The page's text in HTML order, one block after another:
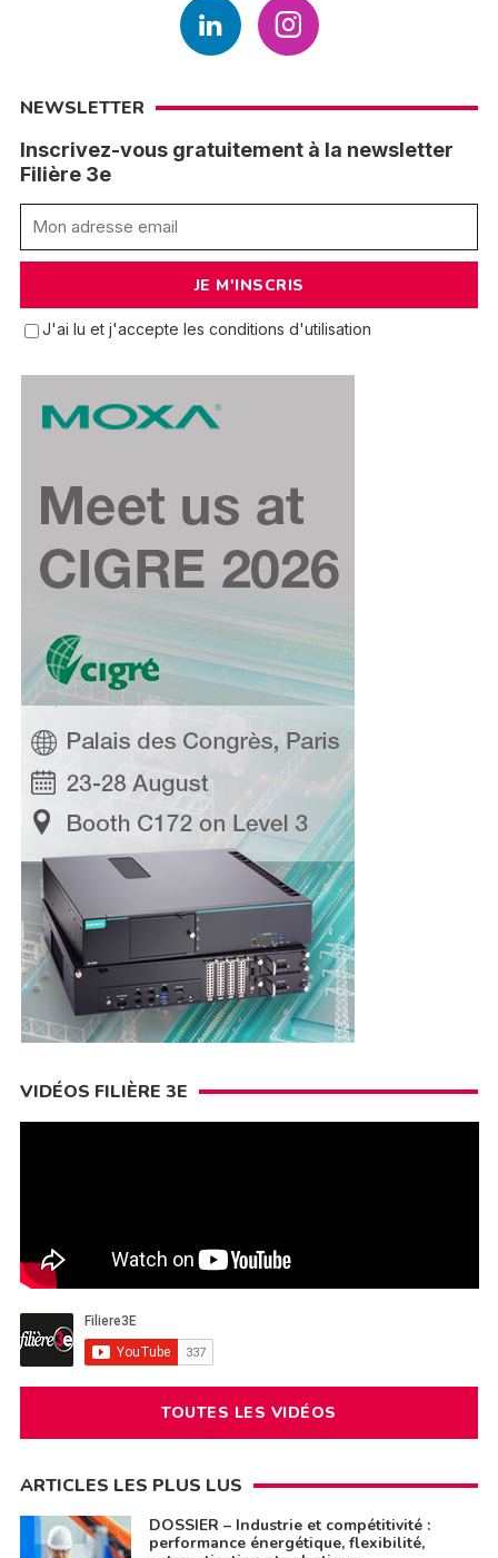
NEWSLETTER
Inscrivez-vous gratuitement à la newsletter
Filière 3e
J'ai lu et j'accepte les conditions d'utilisation
VIDÉOS FILIÈRE 3E
TOUTES LES VIDÉOS
ARTICLES LES PLUS LUS
DOSSIER – Industrie et compétitivité :
performance énergétique, flexibilité,